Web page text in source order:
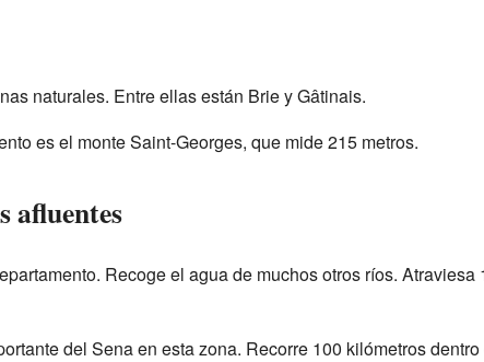
naturales. Entre ellas están Brie y Gâtinais.
es el monte Saint-Georges, que mide 215 metros.
afluentes
Recoge el agua de muchos otros ríos. Atraviesa
del Sena en esta zona. Recorre 100 kilómetros